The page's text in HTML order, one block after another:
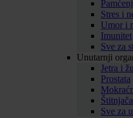
Stres i
Umor i
Imunitet
Sve za
Unutarnji
Jetra i
Prostata
Štitnjača
Sve za